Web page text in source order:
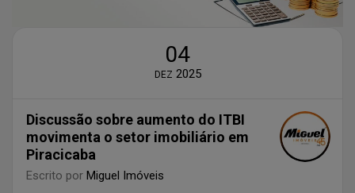
04
DEZ 2025
Discussão sobre aumento do ITBI
movimenta o setor imobiliário em
Piracicaba
Escrito por Miguel Imóveis